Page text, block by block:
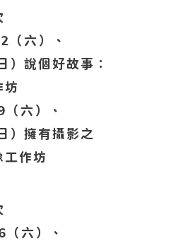
（六）、
說個好故事：
坊
六）、
）擁有攝影之
工作坊
六）、